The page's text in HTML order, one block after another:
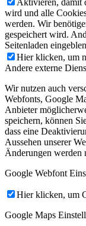
wird und alle
werden. Wir
gespeichert wird.
Seitenladen
Hier klicken, um
Andere externe
Wir nutzen auch
Webfonts, Google
Anbieter
speichern, können
dass eine
Aussehen unserer
Änderungen werden
Google Webfont
Hier klicken, um
Google Maps